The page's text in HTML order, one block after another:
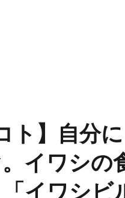
ト】自分
イワシの​
「イワシビ